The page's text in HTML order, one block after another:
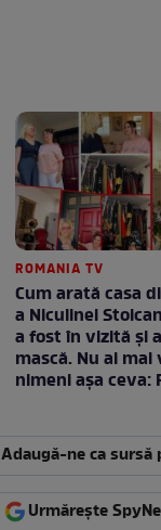
ROMANIA TV
Cum arată casa
a Niculinei
a fost în vizită și
mască. Nu ai mai
nimeni așa ceva:
Adaugă-ne ca sursă
Urmărește